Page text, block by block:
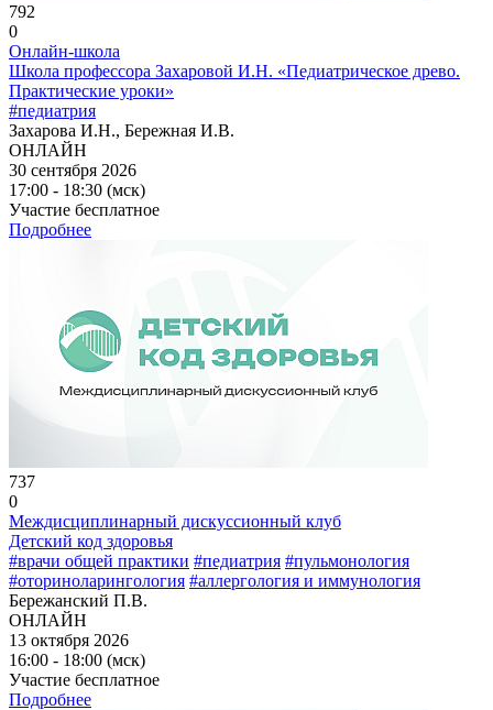
792
0
Онлайн-школа
Школа профессора Захаровой И.Н. «Педиатрическое древо.
Практические уроки»
#педиатрия
Захарова И.Н., Бережная И.В.
ОНЛАЙН
30 сентября 2026
17:00 - 18:30 (мск)
Участие бесплатное
Подробнее
737
0
Междисциплинарный дискуссионный клуб
Детский код здоровья
#врачи общей практики #педиатрия #пульмонология
#оториноларингология #аллергология и иммунология
Бережанский П.В.
ОНЛАЙН
13 октября 2026
16:00 - 18:00 (мск)
Участие бесплатное
Подробнее